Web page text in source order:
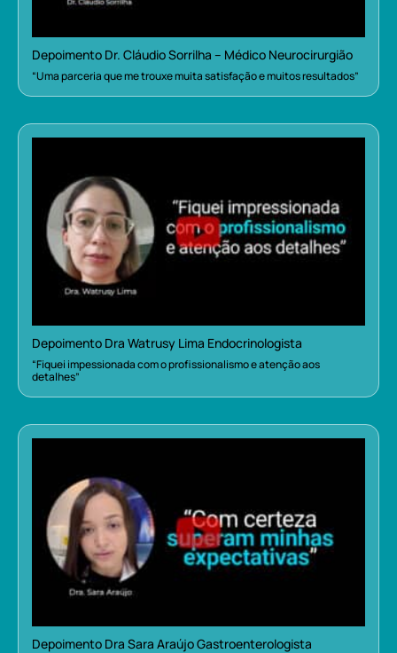
Depoimento Dr. Cláudio Sorrilha – Médico Neurocirurgião
“Uma parceria que me trouxe muita satisfação e muitos resultados”
Depoimento Dra Watrusy Lima Endocrinologista
“Fiquei impessionada com o profissionalismo e atenção aos
detalhes”
Depoimento Dra Sara Araújo Gastroenterologista